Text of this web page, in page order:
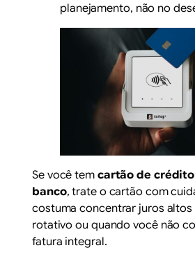
planejamento, não no
Se você tem cartão de crédito
banco, trate o cartão com
costuma concentrar juros altos
rotativo ou quando você não
fatura integral.